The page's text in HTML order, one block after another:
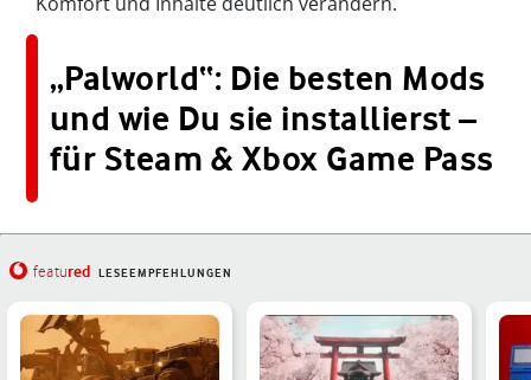
„Palworld“: Die besten Mods
und wie Du sie installierst –
für Steam & Xbox Game Pass
featured LESEEMPFEHLUNGEN